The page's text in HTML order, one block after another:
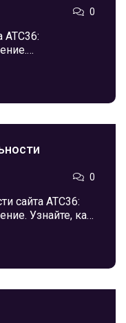
0
АТС36:
0
сайта АТС36:
Узнайте, как